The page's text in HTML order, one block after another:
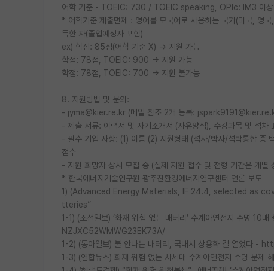
어학 기준 - TOEIC: 730 / TOEIC speaking, OPIc: IM3 이상
* 어학기준 제출면제 : 영어를 모국어로 사용하는 국가(미국, 영
득한 자(졸업예정자 포함)
ex) 학점: 85점(어학 기준 X) → 지원 가능
학점: 78점, TOEIC: 900 → 지원 가능
학점: 78점, TOEIC: 700 → 지원 불가능
8. 지원방법 및 문의:
- jyma@kier.re.kr (메일 참조 2개 등록:
- 제출 서류: 이력서 및 자기소개서 (자유양식), 수강과목 및 석차
- 필수 기입 사항: (1) 이름 (2) 지원형태 (석사/박사/석박통합 중
점수
- 지원 희망자 상시 모집 중 (실제 지원 접수 및 전형 기간은 개별
* 한국에너지기술연구원 광주친환경에너지연구센터 언론 보도
1) (Advanced Energy Materials, IF 24.4, selected as
tteries”
1-1) (조선일보) ‘화재 위험 없는 배터리’ 수계아연전지 수
NZJXC52WMWG23EK73A/
1-2) (동아일보) 불 안나는 배터리, 국내서 상용화 길 열
1-3) (연합뉴스) 화재 위험 없는 차세대 수계아연전지 수